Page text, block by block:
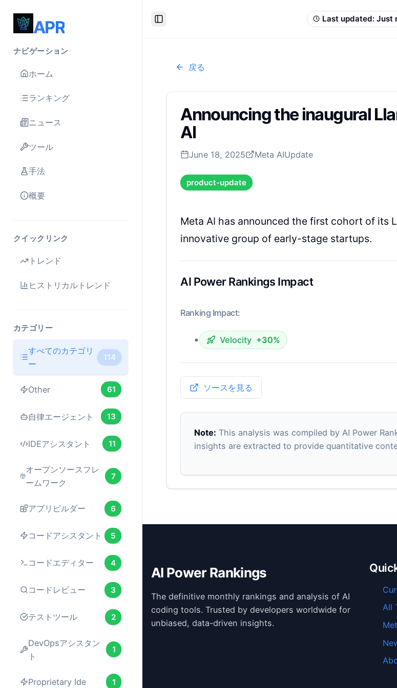
APR
ナビゲーション
ホーム
ランキング
ニュース
ツール
手法
概要
クイックリンク
トレンド
ヒストリカルトレンド
カテゴリー
すべてのカテゴリ
ー
114
Other 61
自律エージェント 13
IDEアシスタント 11
オープンソースフレ
ームワーク
7
アプリビルダー 6
コードアシスタント 5
コードエディター 4
コードレビュー 3
テストツール 2
DevOpsアシスタン
ト
1
Proprietary Ide 1
Toggle Sidebar
Last updated: Just
戻る
Announcing the inaugural
AI
June 18, 2025 Meta AIUpdate
product-update
Meta AI has announced the first cohort of its
innovative group of early-stage startups.
AI Power Rankings Impact
Ranking Impact:
• Velocity +30%
ソースを見る
Note: This analysis was compiled by AI Power
insights are extracted to provide quantitative
AI Power Rankings
The definitive monthly rankings and analysis of AI
coding tools. Trusted by developers worldwide for
unbiased, data-driven insights.
All